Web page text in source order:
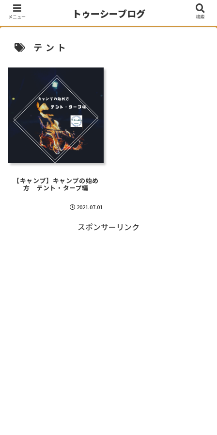
テント
【キャンプ】キャンプの始め
方 テント・タープ編
2021.07.01
スポンサーリンク
メニュー トゥーシーブログ 検索